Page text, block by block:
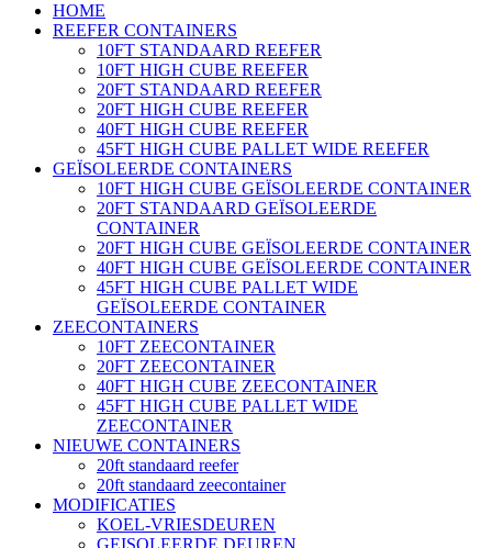
HOME
REEFER CONTAINERS
10FT STANDAARD REEFER
10FT HIGH CUBE REEFER
20FT STANDAARD REEFER
20FT HIGH CUBE REEFER
40FT HIGH CUBE REEFER
45FT HIGH CUBE PALLET WIDE REEFER
GEÏSOLEERDE CONTAINERS
10FT HIGH CUBE GEÏSOLEERDE CONTAINER
20FT STANDAARD GEÏSOLEERDE
CONTAINER
20FT HIGH CUBE GEÏSOLEERDE CONTAINER
40FT HIGH CUBE GEÏSOLEERDE CONTAINER
45FT HIGH CUBE PALLET WIDE
GEÏSOLEERDE CONTAINER
ZEECONTAINERS
10FT ZEECONTAINER
20FT ZEECONTAINER
40FT HIGH CUBE ZEECONTAINER
45FT HIGH CUBE PALLET WIDE
ZEECONTAINER
NIEUWE CONTAINERS
20ft standaard reefer
20ft standaard zeecontainer
MODIFICATIES
KOEL-VRIESDEUREN
GEISOLEERDE DEUREN